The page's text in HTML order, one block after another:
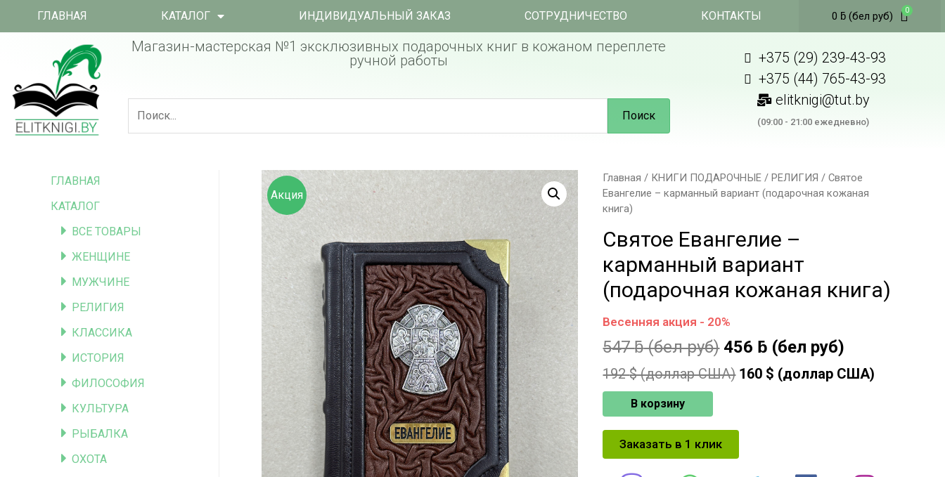
ГЛАВНАЯ КАТАЛОГ ИНДИВИДУАЛЬНЫЙ ЗАКАЗ СОТРУДНИЧЕСТВО КОНТАКТЫ 0 ƃ(бел руб)
Магазин-мастерская №1 эксклюзивных подарочных книг в кожаном переплете
ручной работы
Поиск
+375 (29) 239-43-93
+375 (44) 765-43-93
elitknigi@tut.by
(09:00 - 21:00 ежедневно)
ГЛАВНАЯ
КАТАЛОГ
ВСЕ ТОВАРЫ
ЖЕНЩИНЕ
МУЖЧИНЕ
РЕЛИГИЯ
КЛАССИКА
ИСТОРИЯ
ФИЛОСОФИЯ
КУЛЬТУРА
РЫБАЛКА
ОХОТА
Акция
Главная / КНИГИ ПОДАРОЧНЫЕ /РЕЛИГИЯ / Святое
Евангелие – карманный вариант (подарочная кожаная
книга)
Святое Евангелие –
карманный вариант
(подарочная кожаная книга)
Весенняя акция - 20%
547ƃ(бел руб) 456 ƃ (бел руб)
192$ (доллар США) 160 $ (доллар США)
В корзину
Заказать в 1 клик